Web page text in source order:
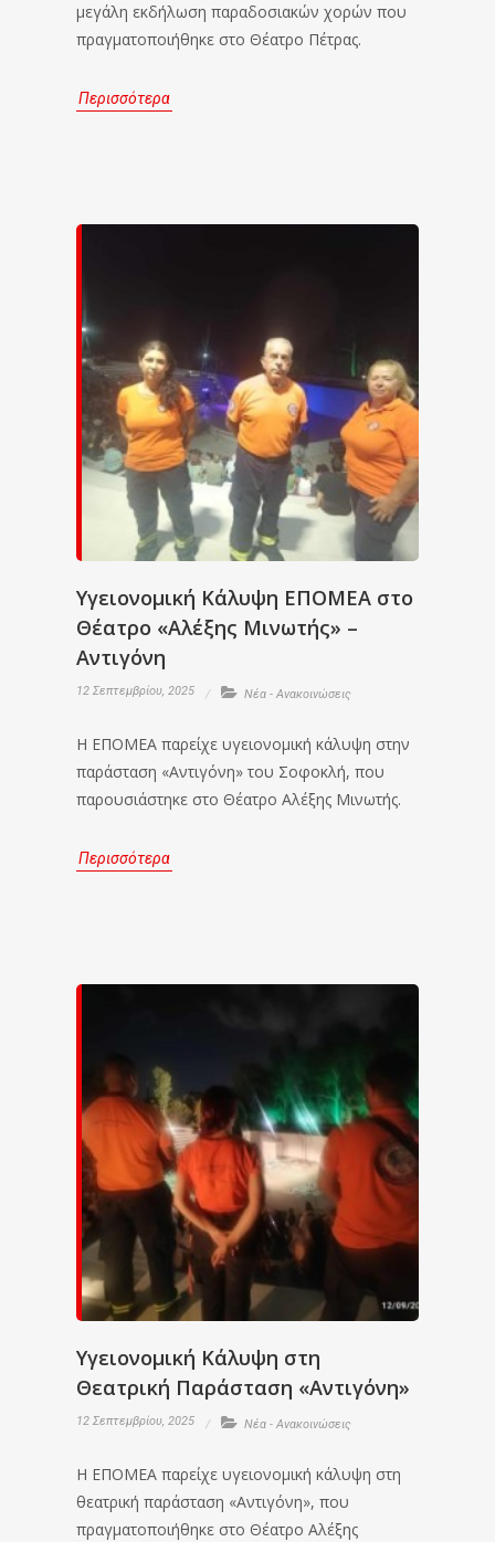
μεγάλη εκδήλωση παραδοσιακών χορών που
πραγματοποιήθηκε στο Θέατρο Πέτρας.
Περισσότερα
Υγειονομική Κάλυψη ΕΠΟΜΕΑ στο
Θέατρο «Αλέξης Μινωτής» –
Αντιγόνη
12 Σεπτεμβρίου, 2025 Νέα - Ανακοινώσεις
Η ΕΠΟΜΕΑ παρείχε υγειονομική κάλυψη στην
παράσταση «Αντιγόνη» του Σοφοκλή, που
παρουσιάστηκε στο Θέατρο Αλέξης Μινωτής.
Περισσότερα
Υγειονομική Κάλυψη στη
Θεατρική Παράσταση «Αντιγόνη»
12 Σεπτεμβρίου, 2025 Νέα - Ανακοινώσεις
Η ΕΠΟΜΕΑ παρείχε υγειονομική κάλυψη στη
θεατρική παράσταση «Αντιγόνη», που
πραγματοποιήθηκε στο Θέατρο Αλέξης